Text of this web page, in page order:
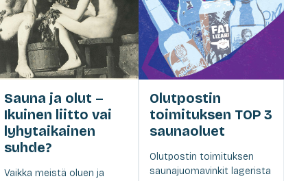
Sauna ja olut –
Ikuinen liitto vai
lyhytaikainen
suhde?
Vaikka meistä oluen ja
Olutpostin
toimituksen TOP 3
saunaoluet
Olutpostin toimituksen
saunajuomavinkit lagerista